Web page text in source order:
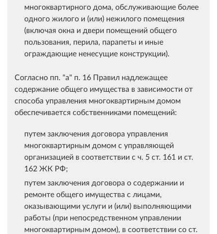
многоквартирного дома, обслуживающие более
одного жилого и (или) нежилого помещения
(включая окна и двери помещений общего
пользования, перила, парапеты и иные
ограждающие ненесущие конструкции).
Согласно пп. "а" п. 16 Правил надлежащее
содержание общего имущества в зависимости от
способа управления многоквартирным домом
обеспечивается собственниками помещений:
путем заключения договора управления
многоквартирным домом с управляющей
организацией в соответствии с ч. 5 ст. 161 и ст.
162 ЖК РФ;
путем заключения договора о содержании и
ремонте общего имущества с лицами,
оказывающими услуги и (или) выполняющими
работы (при непосредственном управлении
многоквартирным домом), в соответствии со ст.